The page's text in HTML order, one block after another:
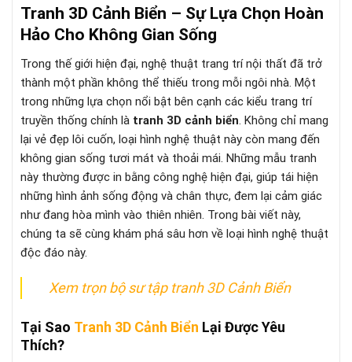
Tranh 3D Cảnh Biển – Sự Lựa Chọn Hoàn
Hảo Cho Không Gian Sống
Trong thế giới hiện đại, nghệ thuật trang trí nội thất đã trở
thành một phần không thể thiếu trong mỗi ngôi nhà. Một
trong những lựa chọn nổi bật bên cạnh các kiểu trang trí
truyền thống chính là tranh 3D cảnh biển. Không chỉ mang
lại vẻ đẹp lôi cuốn, loại hình nghệ thuật này còn mang đến
không gian sống tươi mát và thoải mái. Những mẫu tranh
này thường được in bằng công nghệ hiện đại, giúp tái hiện
những hình ảnh sống động và chân thực, đem lại cảm giác
như đang hòa mình vào thiên nhiên. Trong bài viết này,
chúng ta sẽ cùng khám phá sâu hơn về loại hình nghệ thuật
độc đáo này.
Xem trọn bộ sư tập tranh 3D Cảnh Biển
Tại Sao Tranh 3D Cảnh Biển Lại Được Yêu
Thích?